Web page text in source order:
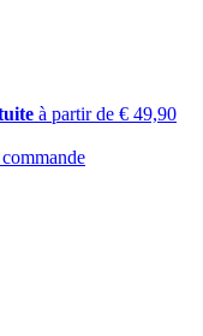
à partir de € 49,90